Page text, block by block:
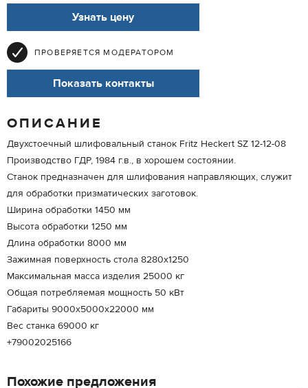
Узнать цену
ПРОВЕРЯЕТСЯ МОДЕРАТОРОМ
Показать контакты
ОПИСАНИЕ
Двухстоечный шлифовальный станок Fritz Heckert SZ 12-12-08
Производство ГДР, 1984 г.в., в хорошем состоянии.
Станок предназначен для шлифования направляющих, служит
для обработки призматических заготовок.
Ширина обработки 1450 мм
Высота обработки 1250 мм
Длина обработки 8000 мм
Зажимная поверхность стола 8280х1250
Максимальная масса изделия 25000 кг
Общая потребляемая мощность 50 кВт
Габариты 9000х5000х22000 мм
Вес станка 69000 кг
+79002025166
Похожие предложения